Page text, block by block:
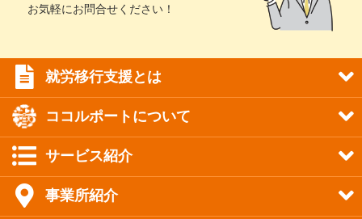
お気軽にお問合せください！
就労移行支援とは
ココルポートについて
サービス紹介
事業所紹介